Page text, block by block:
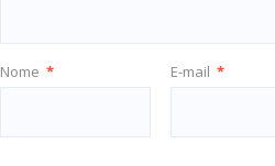
Nome * E-mail *